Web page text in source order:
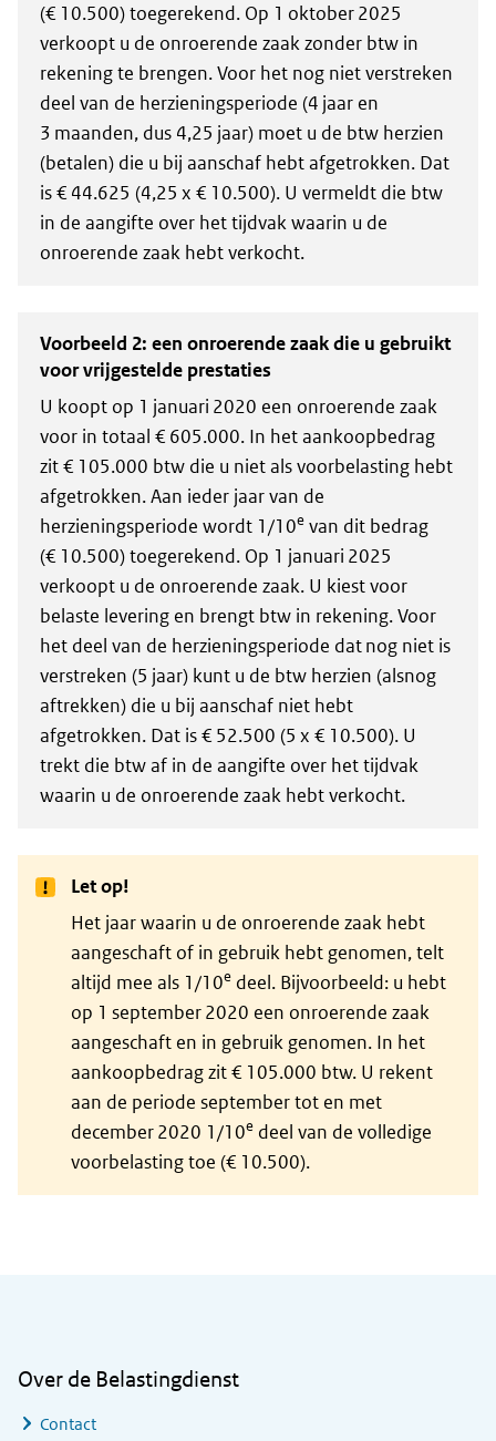
(€ 10.500) toegerekend. Op 1 oktober 2025
verkoopt u de onroerende zaak zonder btw in
rekening te brengen. Voor het nog niet verstreken
deel van de herzieningsperiode (4 jaar en
3 maanden, dus 4,25 jaar) moet u de btw herzien
(betalen) die u bij aanschaf hebt afgetrokken. Dat
is € 44.625 (4,25 x € 10.500). U vermeldt die btw
in de aangifte over het tijdvak waarin u de
onroerende zaak hebt verkocht.
Voorbeeld 2: een onroerende zaak die u gebruikt
voor vrijgestelde prestaties
U koopt op 1 januari 2020 een onroerende zaak
voor in totaal € 605.000. In het aankoopbedrag
zit € 105.000 btw die u niet als voorbelasting hebt
afgetrokken. Aan ieder jaar van de
herzieningsperiode wordt 1/10e van dit bedrag
(€ 10.500) toegerekend. Op 1 januari 2025
verkoopt u de onroerende zaak. U kiest voor
belaste levering en brengt btw in rekening. Voor
het deel van de herzieningsperiode dat nog niet is
verstreken (5 jaar) kunt u de btw herzien (alsnog
aftrekken) die u bij aanschaf niet hebt
afgetrokken. Dat is € 52.500 (5 x € 10.500). U
trekt die btw af in de aangifte over het tijdvak
waarin u de onroerende zaak hebt verkocht.
Let op!
Het jaar waarin u de onroerende zaak hebt
aangeschaft of in gebruik hebt genomen, telt
altijd mee als 1/10e deel. Bijvoorbeeld: u hebt
op 1 september 2020 een onroerende zaak
aangeschaft en in gebruik genomen. In het
aankoopbedrag zit € 105.000 btw. U rekent
aan de periode september tot en met
december 2020 1/10e deel van de volledige
voorbelasting toe (€ 10.500).
Over de Belastingdienst
Contact